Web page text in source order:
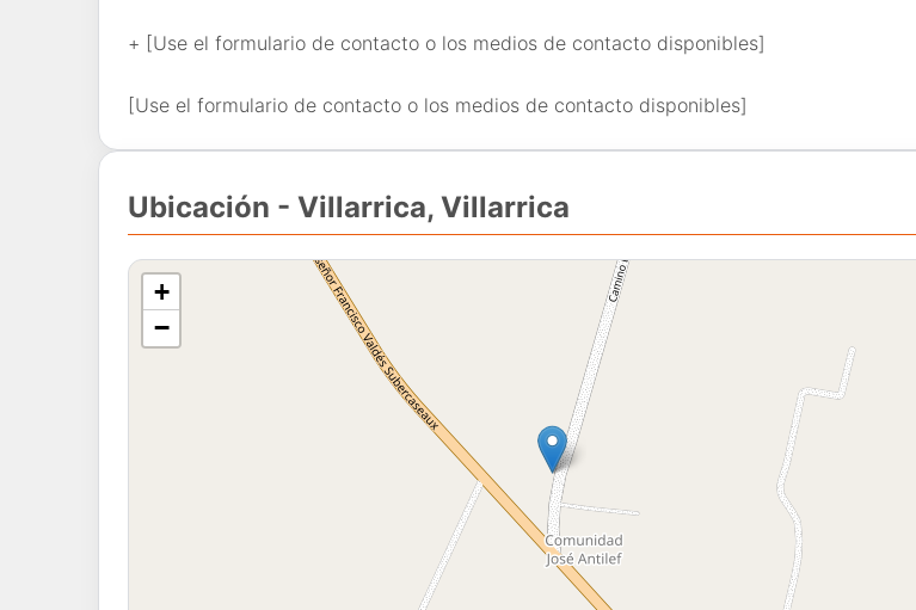
+ [Use el formulario de contacto o los medios de contacto disponibles]
[Use el formulario de contacto o los medios de contacto disponibles]
Ubicación - Villarrica, Villarrica
+
−